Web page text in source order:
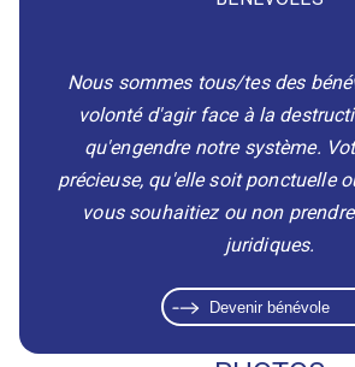
Nous sommes tous/tes des
volonté d'agir face à la
qu'engendre notre système.
précieuse, qu'elle soit ponctuelle
vous souhaitiez ou non
juridiques.
Devenir bénévole